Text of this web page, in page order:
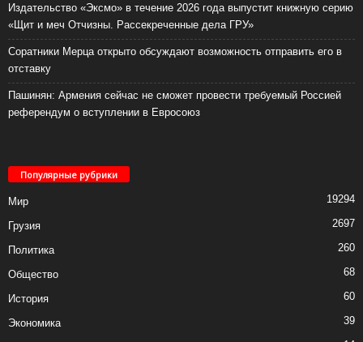
Издательство «Эксмо» в течение 2026 года выпустит книжную серию
«Щит и меч Отчизны. Рассекреченные дела ГРУ»
Соратники Мерца открыто обсуждают возможность отправить его в
отставку
Пашинян: Армения сейчас не сможет провести требуемый Россией
референдум о вступлении в Евросоюз
Популярные рубрики
Мир 19294
Грузия 2697
Политика 260
Общество 68
История 60
Экономика 39